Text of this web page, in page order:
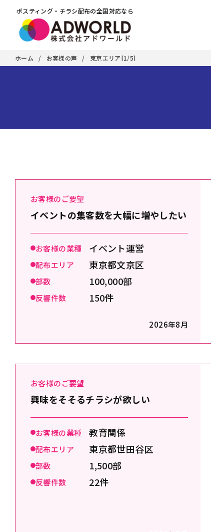
ポスティング・チラシ配布の全国対応なら
ホーム お客様の声 東京エリア[1/5]
お客様のご要望
イベントの集客数を大幅に増やしたい
お客様の業種 イベント運営
配布エリア 東京都文京区
部数 100,000部
反響件数 150件
2026年8月
お客様のご要望
興味をそそるチラシが欲しい
お客様の業種 教育関係
配布エリア 東京都世田谷区
部数 1,500部
反響件数 22件